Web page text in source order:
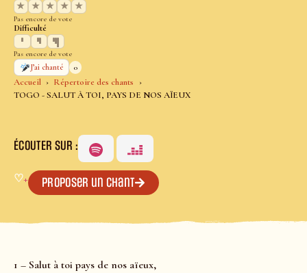
Accueil
Répertoire des chants
TOGO - SALUT À TOI, PAYS DE NOS AÏEUX
★
★ ★ ★ ★
Pas encore de vote
Difficulté
Pas encore de vote
J’ai chanté
0
ÉCOUTER SUR :
♡+ Proposer un chant
1 – Salut à toi pays de nos aïeux,